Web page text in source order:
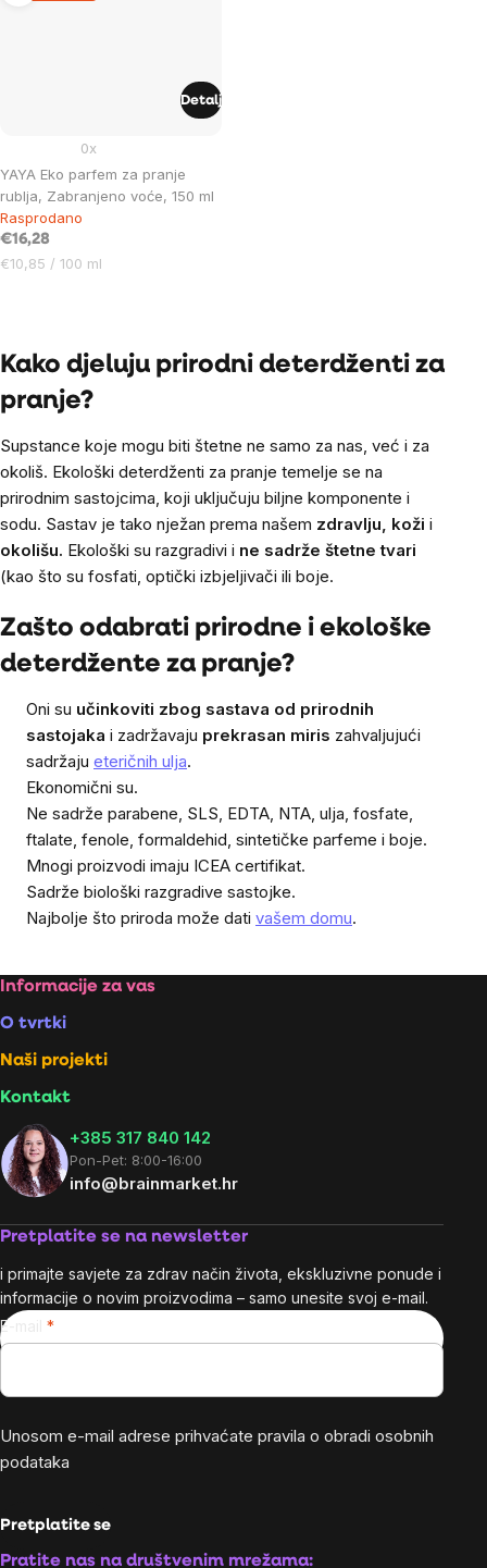
YAYA Eko parfem za pranje
rublja, Zabranjeno voće, 150 ml
0x
Rasprodano
€16,28
Cijena
€10,85 / 100 ml
Detalj
controls
Kako djeluju prirodni deterdženti za
pranje?
Supstance koje mogu biti štetne ne samo za nas, već i za
okoliš. Ekološki deterdženti za pranje temelje se na
prirodnim sastojcima, koji uključuju biljne komponente i
sodu. Sastav je tako nježan prema našem zdravlju, koži i
okolišu. Ekološki su razgradivi i ne sadrže štetne tvari
(kao što su fosfati, optički izbjeljivači ili boje.
Zašto odabrati prirodne i ekološke
deterdžente za pranje?
Oni su učinkoviti zbog sastava od prirodnih
sastojaka i zadržavaju prekrasan miris zahvaljujući
sadržaju eteričnih ulja.
Ekonomični su.
Ne sadrže parabene, SLS, EDTA, NTA, ulja, fosfate,
ftalate, fenole, formaldehid, sintetičke parfeme i boje.
Mnogi proizvodi imaju ICEA certifikat.
Sadrže biološki razgradive sastojke.
Najbolje što priroda može dati vašem domu.
Footer
Informacije za vas
O tvrtki
Naši projekti
Kontakt
+385 317 840 142
Pon-Pet: 8:00-16:00
info@brainmarket.hr
Pretplatite se na newsletter
i primajte savjete za zdrav način života, ekskluzivne ponude i
informacije o novim proizvodima – samo unesite svoj e-mail.
E-mail
Unosom e-mail adrese prihvaćate pravila o obradi osobnih
podataka
Pretplatite se
Pratite nas na društvenim mrežama: